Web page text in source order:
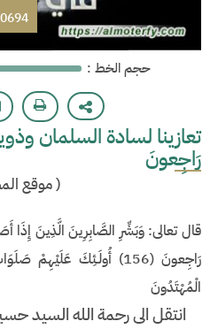
: حجم الخط
تعازينا لسادة السلمان
رَاجِعونَ
(موقع
قال تعالى: وَبَشِّرِ الصَّابِرِينَ الَّذِينَ إِذَا
رَاجِعونَ (156) أُولَـئِكَ
الْمُهْتَدُونَ
انتقل الى رحمة الله السيد